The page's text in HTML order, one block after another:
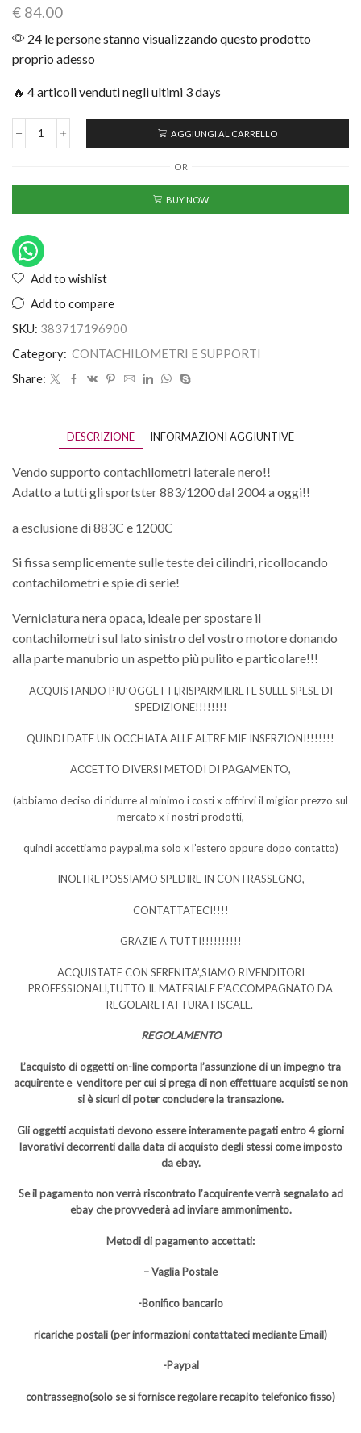
€ 84.00
24 le persone stanno visualizzando questo prodotto
proprio adesso
🔥 4 articoli venduti negli ultimi 3 days
AGGIUNGI AL CARRELLO
OR
BUY NOW
Add to wishlist
Add to compare
SKU: 383717196900
Category: CONTACHILOMETRI E SUPPORTI
Share:
DESCRIZIONE INFORMAZIONI AGGIUNTIVE
Vendo supporto contachilometri laterale nero!!
Adatto a tutti gli sportster 883/1200 dal 2004 a oggi!!
a esclusione di 883C e 1200C
Si fissa semplicemente sulle teste dei cilindri, ricollocando
contachilometri e spie di serie!
Verniciatura nera opaca, ideale per spostare il
contachilometri sul lato sinistro del vostro motore donando
alla parte manubrio un aspetto più pulito e particolare!!!
ACQUISTANDO PIU’OGGETTI,RISPARMIERETE SULLE SPESE DI
SPEDIZIONE!!!!!!!!
QUINDI DATE UN OCCHIATA ALLE ALTRE MIE INSERZIONI!!!!!!!
ACCETTO DIVERSI METODI DI PAGAMENTO,
(abbiamo deciso di ridurre al minimo i costi x offrirvi il miglior prezzo sul
mercato x i nostri prodotti,
quindi accettiamo paypal,ma solo x l’estero oppure dopo contatto)
INOLTRE POSSIAMO SPEDIRE IN CONTRASSEGNO,
CONTATTATECI!!!!
GRAZIE A TUTTI!!!!!!!!!!
ACQUISTATE CON SERENITA’,SIAMO RIVENDITORI
PROFESSIONALI,TUTTO IL MATERIALE E’ACCOMPAGNATO DA
REGOLARE FATTURA FISCALE.
REGOLAMENTO
L’acquisto di oggetti on-line comporta l’assunzione di un impegno tra
acquirente e venditore per cui si prega di non effettuare acquisti se non
si è sicuri di poter concludere la transazione.
Gli oggetti acquistati devono essere interamente pagati entro 4 giorni
lavorativi decorrenti dalla data di acquisto degli stessi come imposto
da ebay.
Se il pagamento non verrà riscontrato l’acquirente verrà segnalato ad
ebay che provvederà ad inviare ammonimento.
Metodi di pagamento accettati:
– Vaglia Postale
-Bonifico bancario
ricariche postali (per informazioni contattateci mediante Email)
-Paypal
contrassegno(solo se si fornisce regolare recapito telefonico fisso)